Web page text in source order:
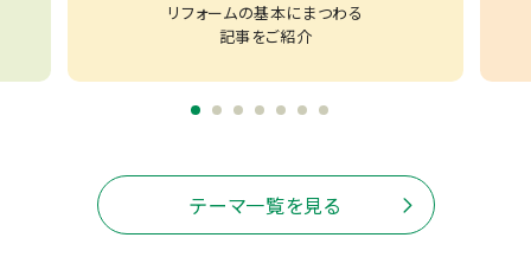
リフォームの基本にまつわる
記事をご紹介
テーマ一覧を見る